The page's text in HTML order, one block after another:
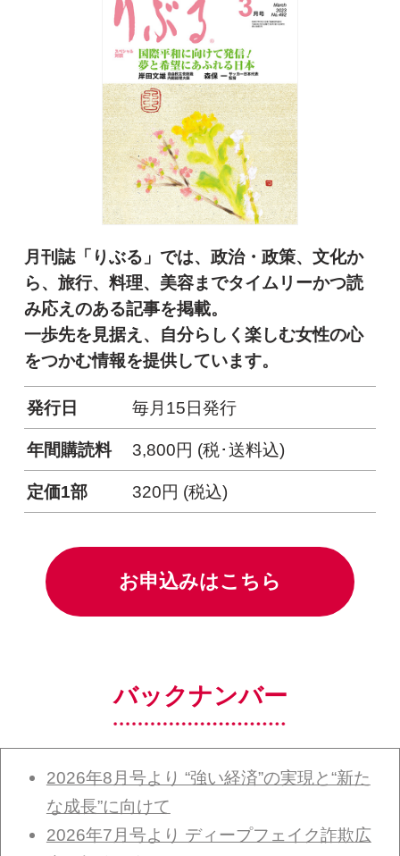
月刊誌「りぶる」では、政治・政策、文化か
ら、旅行、料理、美容までタイムリーかつ読
み応えのある記事を掲載。
一歩先を見据え、自分らしく楽しむ女性の心
をつかむ情報を提供しています。
発行日 毎月15日発行
年間購読料 3,800円 (税･送料込)
定価1部 320円 (税込)
お申込みはこちら
別ウィンドウリンク
バックナンバー
2026年8月号より “強い経済”の実現と“新た
な成長”に向けて
2026年7月号より ディープフェイク詐欺広